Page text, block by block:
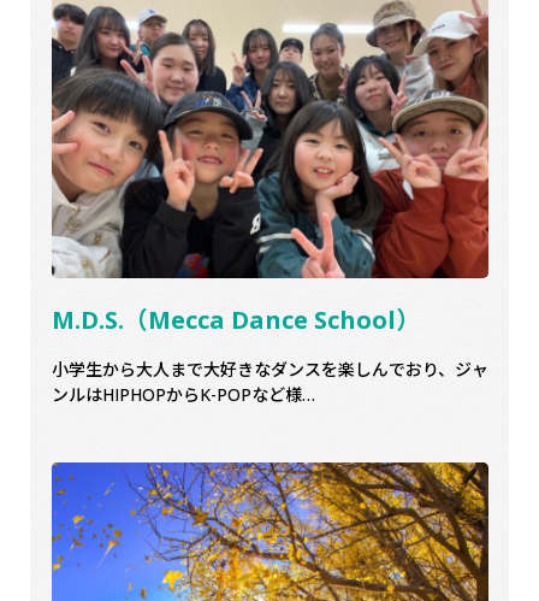
M.D.S.（Mecca Dance School）
小学生から大人まで大好きなダンスを楽しんでおり、ジャ
ンルはHIPHOPからK-POPなど様…